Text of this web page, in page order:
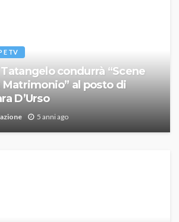
E TV
condurrà “Scene
Matrimonio” al posto di
D’Urso
5 anni ago